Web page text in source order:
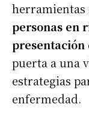
herramientas
personas en
puerta a una
estrategias
enfermedad.